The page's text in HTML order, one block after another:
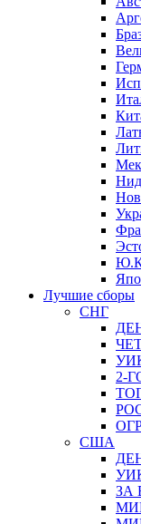
Лучшие сборы
СНГ
2-
США
ЗА